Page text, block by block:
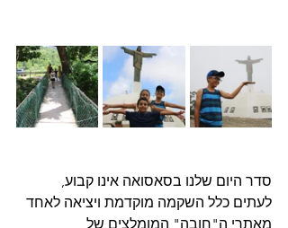
סדר היום שלנו בסאסואה אינו קבוע,
לעתים כלל השקמה מוקדמת ויציאה לאחד
מאתרי ה"חובה" המומלצים של